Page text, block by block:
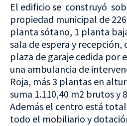
El edificio se construyó
propiedad municipal de
planta sótano, 1 planta
sala de espera y
plaza de garaje cedida por
una ambulancia de
Roja, más 3 plantas en
suma 1.110,40 m2 brutos y
Además el centro está
todo el mobiliario y